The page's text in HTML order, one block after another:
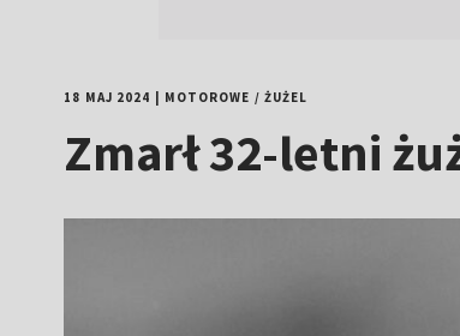
18 MAJ 2024 MOTOROWE / ŻUŻEL
Zmarł 32-letni